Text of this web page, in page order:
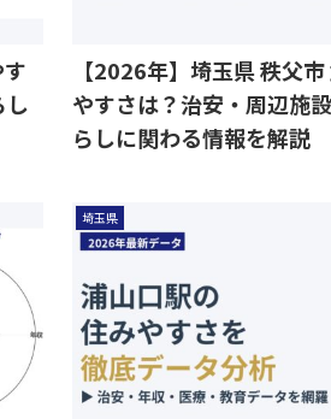
し
【2026年】埼玉県 秩父
やすさは？治安・周辺施
らしに関わる情報を解説
埼玉県